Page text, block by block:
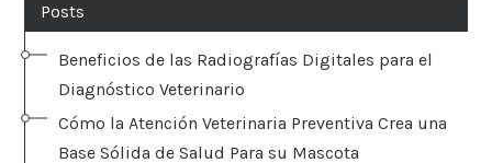
Posts
Beneficios de las Radiografías Digitales para el
Diagnóstico Veterinario
Cómo la Atención Veterinaria Preventiva Crea una
Base Sólida de Salud Para su Mascota